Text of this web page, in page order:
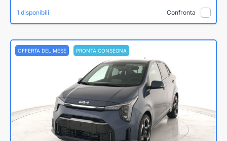
1 disponibili Confronta
OFFERTA DEL MESE PRONTA CONSEGNA